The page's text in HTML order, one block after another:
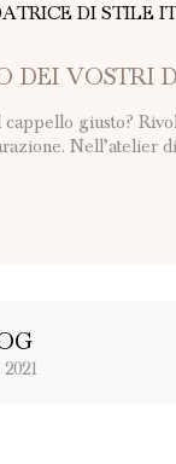
DI STILE
DEI VOSTRI
giusto?
Nell’atelier di